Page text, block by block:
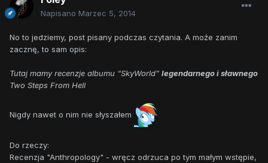
Napisano Marzec 5, 2014
No to jedziemy, post pisany podczas czytania. A może zanim
zacznę, to sam opis:
Tutaj mamy recenzje albumu “SkyWorld” legendarnego i sławnego
Two Steps From Hell
Nigdy nawet o nim nie słyszałem
Do rzeczy:
Recenzja "Anthropology" - wręcz odrzuca po tym małym wstępie,